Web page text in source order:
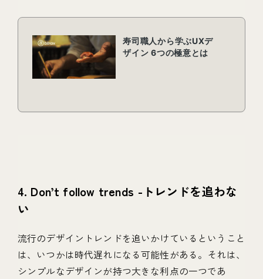
4. Don’t follow trends -トレンドを追わな
い
流行のデザイントレンドを追いかけているということ
は、いつかは時代遅れになる可能性がある。それは、
シンプルなデザインが持つ大きな利点の一つであ